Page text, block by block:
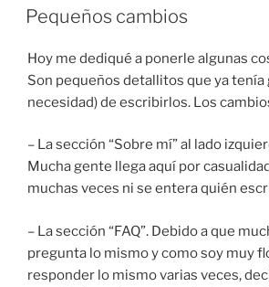
ON
Pequeños cambios
Hoy me dediqué a ponerle algunas
Son pequeños detallitos que ya tenía
necesidad) de escribirlos. Los
– La sección “Sobre mí” al lado
Mucha gente llega aquí por
muchas veces ni se entera quién
– La sección “FAQ”. Debido a que
pregunta lo mismo y como soy muy
responder lo mismo varias veces,